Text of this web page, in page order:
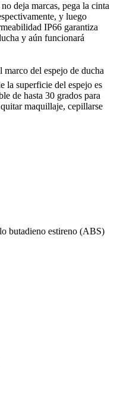
deja marcas, pega la cinta
y luego
IP66 garantiza
y aún funcionará
marco del espejo de ducha
la superficie del espejo es
de hasta 30 grados para
maquillaje, cepillarse
butadieno estireno (ABS)